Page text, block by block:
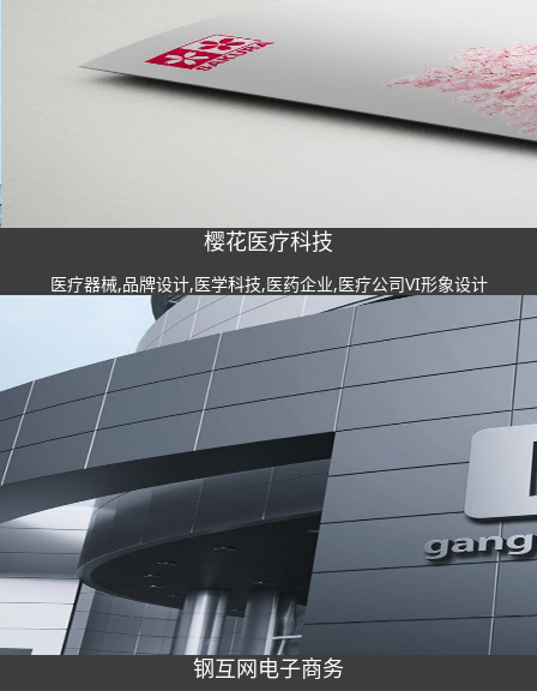
樱花医疗科技
医疗器械,品牌设计,医学科技,医药企业,医疗公司VI形象设计
钢互网电子商务